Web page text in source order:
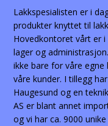
Lakkspesialisten er i
produkter knyttet til
Hovedkontoret vårt er
lager og
ikke bare for våre
våre kunder. I tillegg
Haugesund og en
AS er blant annet
og vi har ca. 9000